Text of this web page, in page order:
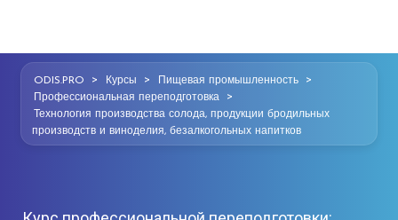
ODIS.PRO > Курсы > Пищевая промышленность >
Профессиональная переподготовка >
Технология производства солода, продукции бродильных
производств и виноделия, безалкогольных напитков